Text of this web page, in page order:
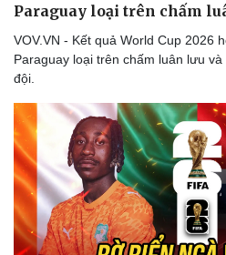
Paraguay loại trên chấm
VOV.VN - Kết quả World Cup 2026
Paraguay loại trên chấm luân lưu
đội.